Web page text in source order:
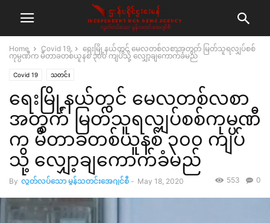
Home Covid 19
ရေးမြို့နယ်တွင် မေလတစ်လစာအတွက် မြတ်သူရလျှပ်စစ်
ကုမ္ပဏီက မီတာခတစ်ယူနစ် ၃၀၀ ကျပ်သို့ လျှော့ချကောက်ခံမည်
Covid 19 သတင်း
ရေးမြို့နယ်တွင် မေလတစ်လစာ
အတွက် မြတ်သူရလျှပ်စစ်ကုမ္ပဏီ
က မီတာခတစ်ယူနစ် ၃၀၀ ကျပ်
သို့ လျှော့ချကောက်ခံမည်
By လွတ်လပ်သော မွန်သတင်းအေဂျင်စီ - May 18, 2020 0
553